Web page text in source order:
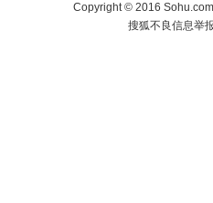
Copyright©2016
搜狐不良信息举